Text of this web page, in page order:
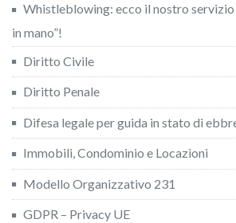
Whistleblowing: ecco il nostro servizio
in mano”!
Diritto Civile
Diritto Penale
Difesa legale per guida in stato di
Immobili, Condominio e Locazioni
Modello Organizzativo 231
GDPR – Privacy UE